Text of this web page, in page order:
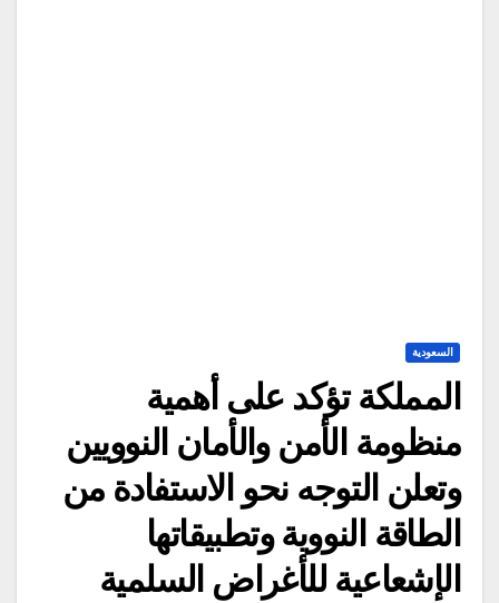
السعودية
المملكة تؤكد على أهمية
منظومة الأمن والأمان النوويين
وتعلن التوجه نحو الاستفادة من
الطاقة النووية وتطبيقاتها
الإشعاعية للأغراض السلمية